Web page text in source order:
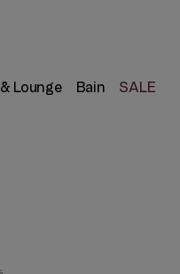
Lounge Bain SALE